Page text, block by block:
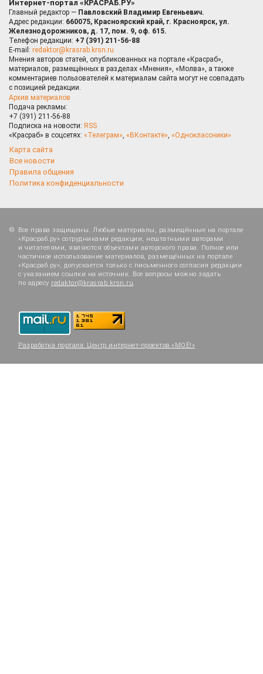
Интернет-портал «КРАСРАБ.РУ»
Главный редактор — Павловский Владимир Евгеньевич.
Адрес редакции: 660075, Красноярский край, г. Красноярск, ул.
Железнодорожников, д. 17, пом. 9, оф. 615.
Телефон редакции: +7 (391) 211-56-88
E-mail: redaktor@krasrab.krsn.ru
Мнения авторов статей, опубликованных на портале «Красраб»,
материалов, размещённых в разделах «Мнения», «Молва», а также
комментариев пользователей к материалам сайта могут не совпадать
с позицией редакции.
Архив материалов
Подача рекламы:
+7 (391) 211-56-88
Подписка на новости: RSS
«Красраб» в соцсетях: «Телеграм», «ВКонтакте», «Одноклассники»
Карта сайта
Все новости
Правила общения
Политика конфиденциальности
Все права защищены. Любые материалы, размещённые на портале
«Красраб.ру» сотрудниками редакции, нештатными авторами
и читателями, являются объектами авторского права. Полное или
частичное использование материалов, размещённых на портале
«Красраб.ру», допускается только с письменного согласия редакции
с указанием ссылки на источник. Все вопросы можно задать
по адресу redaktor@krasrab.krsn.ru.
Разработка портала: Центр интернет-проектов «МОЁ!»